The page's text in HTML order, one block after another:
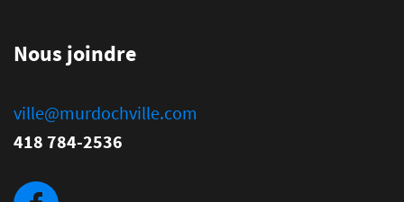
Nous joindre
ville@murdochville.com
418 784-2536